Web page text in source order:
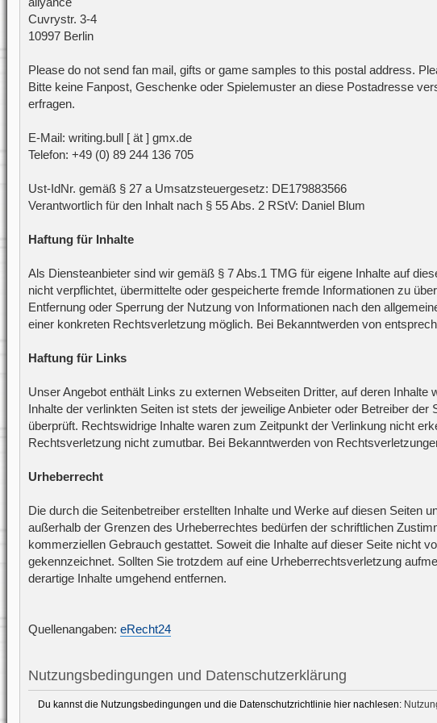
Cuvrystr. 3-4
10997 Berlin
Please do not send fan mail, gifts or game samples to this postal address.
Bitte keine Fanpost, Geschenke oder Spielemuster an diese Postadresse
erfragen.
E-Mail: writing.bull [ ät ] gmx.de
Telefon: +49 (0) 89 244 136 705
Ust-IdNr. gemäß § 27 a Umsatzsteuergesetz: DE179883566
Verantwortlich für den Inhalt nach § 55 Abs. 2 RStV: Daniel Blum
Haftung für Inhalte
Als Diensteanbieter sind wir gemäß § 7 Abs.1 TMG für eigene Inhalte auf
nicht verpflichtet, übermittelte oder gespeicherte fremde Informationen zu
Entfernung oder Sperrung der Nutzung von Informationen nach den
einer konkreten Rechtsverletzung möglich. Bei Bekanntwerden von
Haftung für Links
Unser Angebot enthält Links zu externen Webseiten Dritter, auf deren
Inhalte der verlinkten Seiten ist stets der jeweilige Anbieter oder Betreiber
überprüft. Rechtswidrige Inhalte waren zum Zeitpunkt der Verlinkung nicht
Rechtsverletzung nicht zumutbar. Bei Bekanntwerden von
Urheberrecht
Die durch die Seitenbetreiber erstellten Inhalte und Werke auf diesen Seiten
außerhalb der Grenzen des Urheberrechtes bedürfen der schriftlichen
kommerziellen Gebrauch gestattet. Soweit die Inhalte auf dieser Seite nicht
gekennzeichnet. Sollten Sie trotzdem auf eine Urheberrechtsverletzung
derartige Inhalte umgehend entfernen.
Quellenangaben: eRecht24
Nutzungsbedingungen und Datenschutzerklärung
Du kannst die Nutzungsbedingungen und die Datenschutzrichtlinie hier nachlesen: